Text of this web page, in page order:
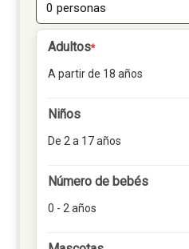
0 personas
Adultos*
A partir de 18 años
Niños
De 2 a 17 años
Número de bebés
0 - 2 años